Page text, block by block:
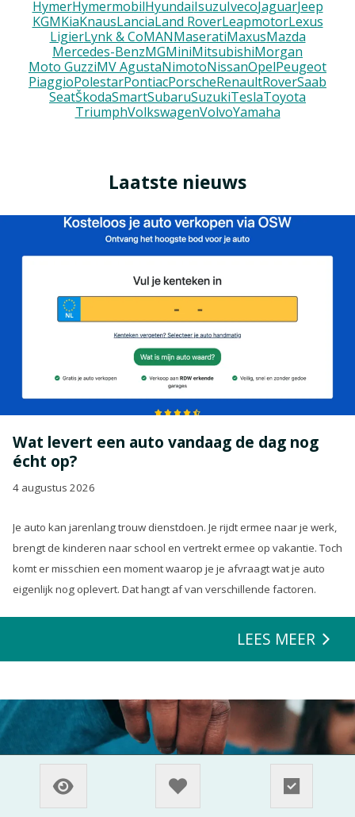
HymerHymermobilHyundaiIsuzuIvecoJaguarJeep
KGMKiaKnausLanciaLand RoverLeapmotorLexus
LigierLynk & CoMANMaseratiMaxusMazda
Mercedes-BenzMGMiniMitsubishiMorgan
Moto GuzziMV AgustaNimotoNissanOpelPeugeot
PiaggioPolestarPontiacPorscheRenaultRoverSaab
SeatŠkodaSmartSubaruSuzukiTeslaToyota
TriumphVolkswagenVolvoYamaha
Laatste nieuws
Wat levert een auto vandaag de dag nog
écht op?
4 augustus 2026
Je auto kan jarenlang trouw dienstdoen. Je rijdt ermee naar je werk,
brengt de kinderen naar school en vertrekt ermee op vakantie. Toch
komt er misschien een moment waarop je je afvraagt wat je auto
eigenlijk nog oplevert. Dat hangt af van verschillende factoren.
LEES MEER